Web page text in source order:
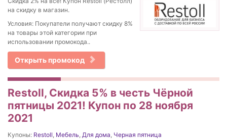
на скидку в магазин.
Условия: Покупатели получают скидку 8%
на товары этой категории при
использовании промокода..
Открыть промокод
Restoll, Скидка 5% в честь Чёрной
пятницы 2021! Купон по 28 ноября
2021
Купоны: Restoll, Мебель, Для дома, Черная пятница